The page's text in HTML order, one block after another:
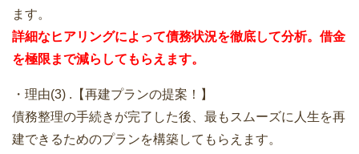
ます。
詳細なヒアリングによって債務状況を徹底して分析。借金
を極限まで減らしてもらえます。
・理由(3) .【再建プランの提案！】
債務整理の手続きが完了した後、最もスムーズに人生を再
建できるためのプランを構築してもらえます。